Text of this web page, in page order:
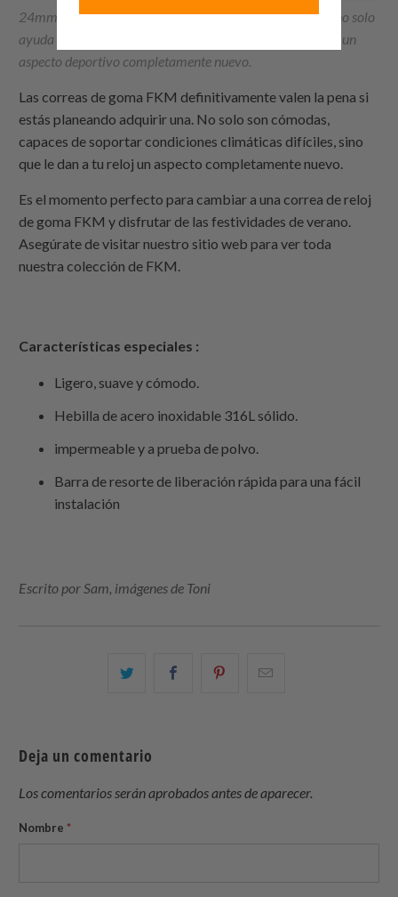
24mm NegroFKM08A en Seiko Landmaster-SBEJ003 no solo
ayuda a reducir el peso, sino que le da a este reloj cinético un
aspecto deportivo completamente nuevo.
Las correas de goma FKM definitivamente valen la pena si
estás planeando adquirir una. No solo son cómodas,
capaces de soportar condiciones climáticas difíciles, sino
que le dan a tu reloj un aspecto completamente nuevo.
Es el momento perfecto para cambiar a una correa de reloj
de goma FKM y disfrutar de las festividades de verano.
Asegúrate de visitar nuestro sitio web para ver toda
nuestra colección de FKM.
Características especiales :
Ligero, suave y cómodo.
Hebilla de acero inoxidable 316L sólido.
impermeable y a prueba de polvo.
Barra de resorte de liberación rápida para una fácil
instalación
Escrito por Sam, imágenes de Toni
ComparteComparteCompartir
Deja un comentario
Los comentarios serán aprobados antes de aparecer.
Nombre *